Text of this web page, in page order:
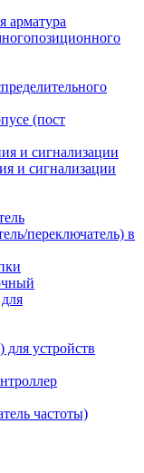
арматура
(пост
и сигнализации
и сигнализации
переключатель) в
для устройств
частоты)